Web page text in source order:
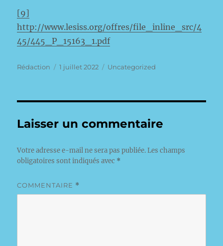
[9]
http://www.lesiss.org/offres/file_inline_src/4
45/445_P_15163_1.pdf
Auteur
Rédaction
Publié
1 juillet 2022 Catégories
Uncategorized
Laisser un commentaire
Votre adresse e-mail ne sera pas publiée. Les champs
obligatoires sont indiqués avec *
COMMENTAIRE *